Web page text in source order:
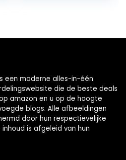
een moderne alles-in-één
die de beste deals
amazon en u op de hoogte
blogs. Alle afbeeldingen
door hun respectievelijke
is afgeleid van hun